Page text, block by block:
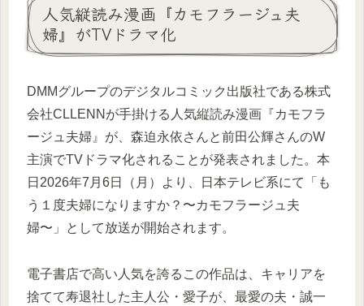
人気縦読み漫画『カモフラージュ夫
婦』がTVドラマ化
DMMグループのデジタルコミック出版社である株式
会社CLLENNが手掛ける人気縦読み漫画『カモフラ
ージュ夫婦』が、森迫永依さんと前田公輝さんのW
主演でTVドラマ化されることが発表されました。本
日2026年7月6日（月）より、日本テレビ系にて「も
う１度夫婦になりますか？〜カモフラージュ夫
婦〜」として放送が開始されます。
電子書店で高い人気を誇るこの作品は、キャリアを
捨てて寿退社した主人公・愛子が、最愛の夫・誠一